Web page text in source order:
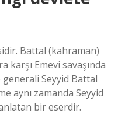
Battal (kahraman)
karşı Emevi savaşında
Seyyid Battal
aynı zamanda Seyyid
bir eserdir.